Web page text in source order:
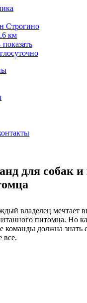
Строгино
км
показать
для собак
владелец мечтает
питомца. Но
команды должна знать
все.